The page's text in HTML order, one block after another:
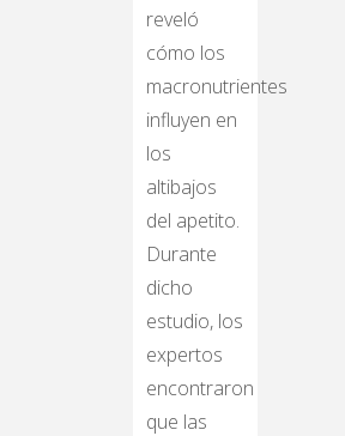
reveló
cómo los
macronutrientes
influyen en
los
altibajos
del apetito.
Durante
dicho
estudio, los
expertos
encontraron
que las